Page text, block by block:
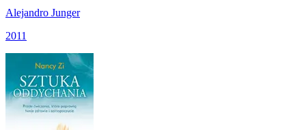
Alejandro Junger
2011